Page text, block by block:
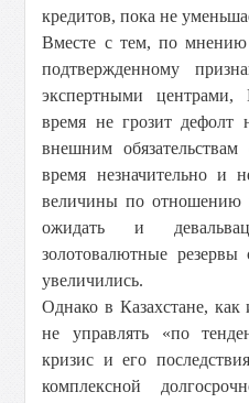
кредитов, пока не
Вместе с тем, по мнению
подтвержденному
экспертными центрами,
время не грозит
внешним
время незначительно и
величины по
ожидать и
золотовалютные
увеличились.
Однако в Казахстане,
не управлять «по
кризис и его
комплексной